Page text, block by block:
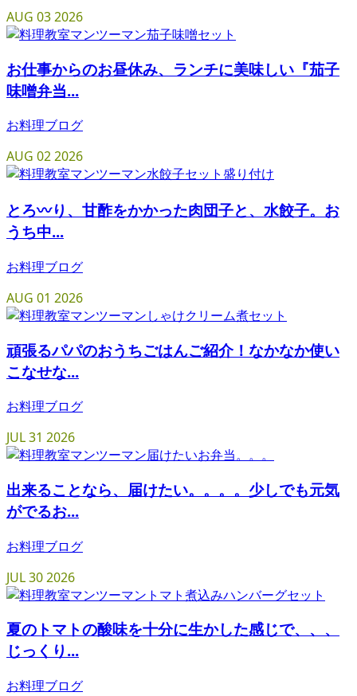
AUG 032026
お仕事からのお昼休み、ランチに美味しい『茄子
味噌弁当...
お料理ブログ
AUG 022026
とろ〰︎り、甘酢をかかった肉団子と、水餃子。お
うち中...
お料理ブログ
AUG 01 2026
頑張るパパのおうちごはんご紹介！なかなか使い
こなせな...
お料理ブログ
JUL31 2026
出来ることなら、届けたい。。。。少しでも元気
がでるお...
お料理ブログ
JUL302026
夏のトマトの酸味を十分に生かした感じで、、、
じっくり...
お料理ブログ